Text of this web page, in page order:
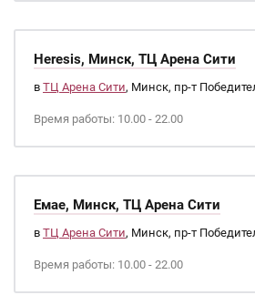
Heresis, Минск, ТЦ Арена Сити
в ТЦ Арена Сити, Минск, пр-т
Время работы: 10.00 - 22.00
Емае, Минск, ТЦ Арена Сити
в ТЦ Арена Сити, Минск, пр-т
Время работы: 10.00 - 22.00